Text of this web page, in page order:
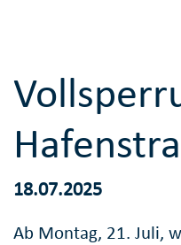
18.07.2025
Ab Montag, 21. Juli,